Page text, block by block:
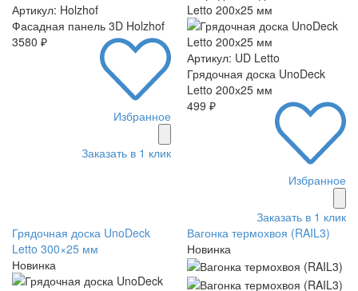
Артикул: Holzhof
Фасадная панель 3D Holzhof
3580 ₽
Избранное
Заказать в 1 клик
Артикул: UD Letto
Грядочная доска UnoDeck
Letto 200х25 мм
499 ₽
Избранное
Заказать в 1 клик
Грядочная доска UnoDeck
Letto 300×25 мм
Новинка
Вагонка термохвоя (RAIL3)
Новинка